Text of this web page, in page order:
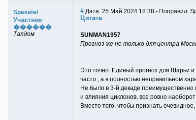
Spasatel
Участник
������
Талдом
# Дата: 25 Май 2024 18:38 - Поправил:
Цитата
SUNMAN1957
Прогноз же не только для центра
Это точно. Единый прогноз для Шарьи и
часто , а в полностью неправильном
Не было в 3-й декаде преимущественно
и влияния циклонов, все ровно наоборот
Вместо того, чтобы признать